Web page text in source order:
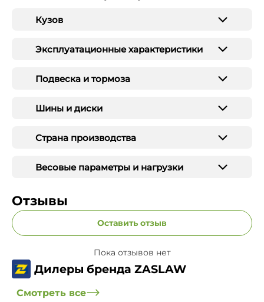
Кузов
Эксплуатационные характеристики
Подвеска и тормоза
Шины и диски
Страна производства
Весовые параметры и нагрузки
Отзывы
Оставить отзыв
Пока отзывов нет
Дилеры бренда ZASLAW
Смотреть все